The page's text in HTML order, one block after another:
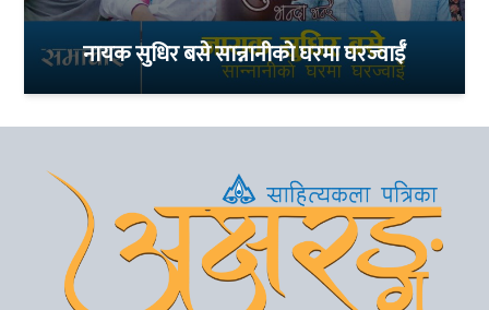
नायक सुधिर बसे सान्नानीको घरमा घरज्वाईँ